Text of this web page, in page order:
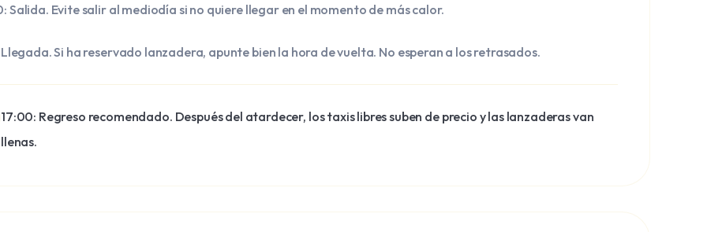
Salida. Evite salir al mediodía si no quiere llegar en el momento de más calor.
Llegada. Si ha reservado lanzadera, apunte bien la hora de vuelta. No esperan a los retrasados.
17:00: Regreso recomendado. Después del atardecer, los taxis libres suben de precio y las lanzaderas van
llenas.